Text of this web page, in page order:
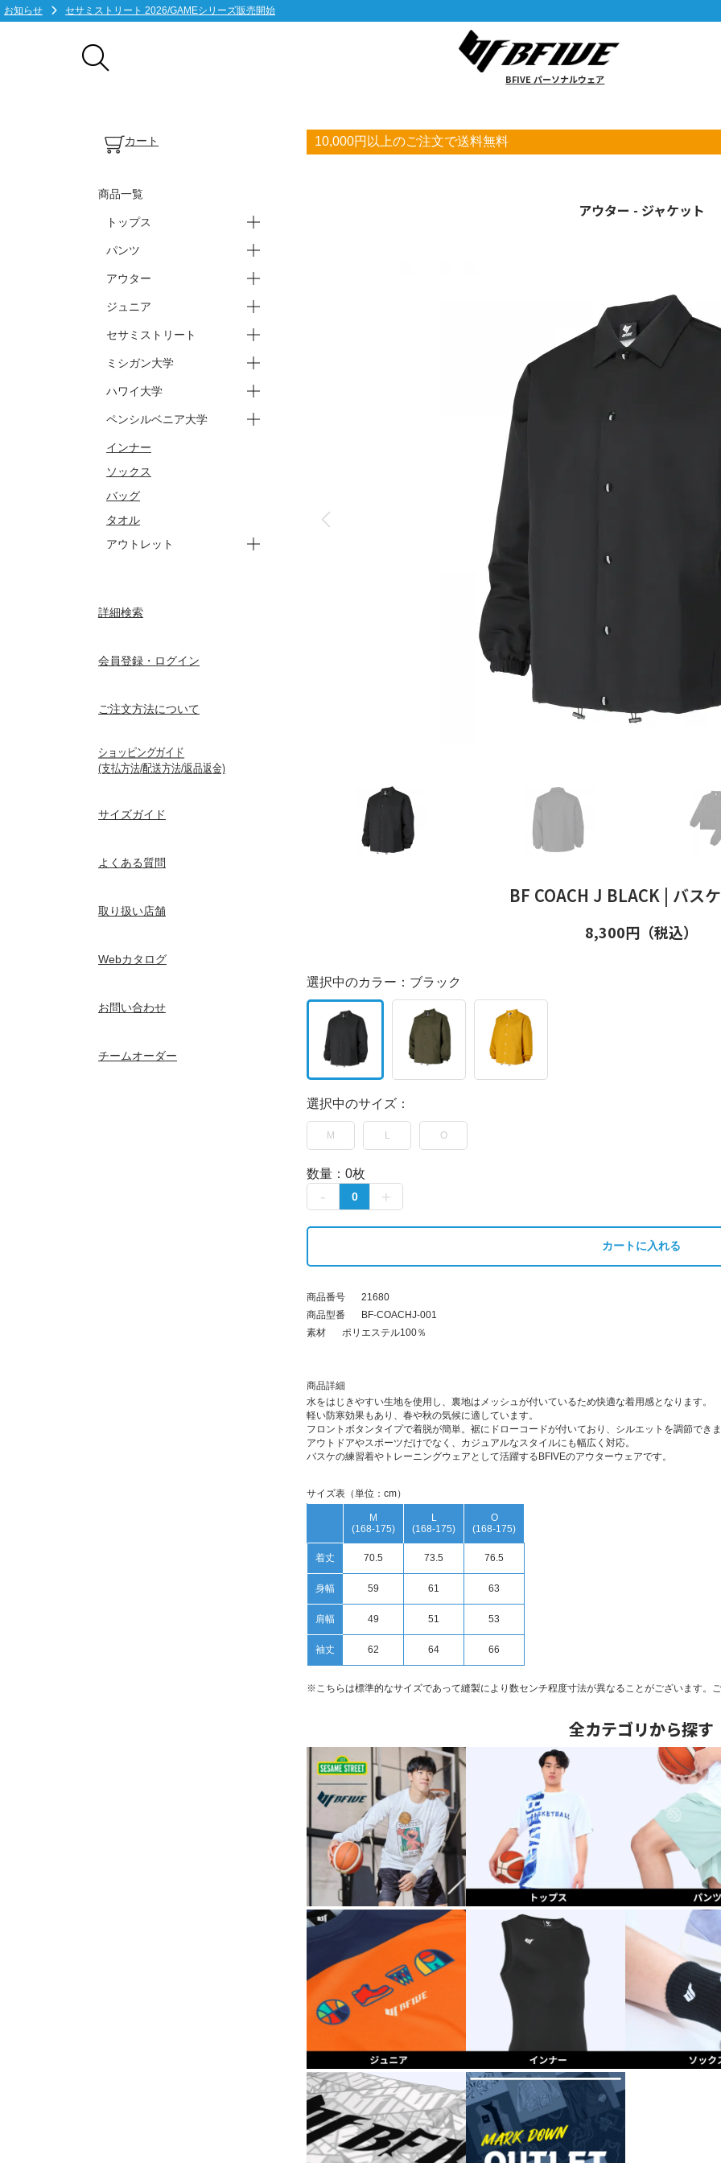
お知らせ セサミストリート 2026/GAMEシリーズ販売開始
BFIVE パーソナルウェア
カート
商品一覧
トップス
ーTシャツ・ポロシャツ
ータンクトップ・ノースリ
ースウェット・パーカー
パンツ
アウター
ジュニア
セサミストリート
ージュニア トップス
ージュニア パンツ
ースウェット
ーバッグ
ータオル
ミシガン大学
ハワイ大学
ペンシルベニア大学
インナー
ソックス
バッグ
タオル
アウトレット
ス
ーセサミストリート パンツ
ーセサミストリート ジュニ
ーセサミストリート ジュニ
詳細検索
会員登録・ログイン
ご注文方法について
ショッピングガイド
(支払方法/配送方法/返品返金)
サイズガイド
よくある質問
取り扱い店舗
Webカタログ
お問い合わせ
チームオーダー
10,000円以上のご注文で送料無料
アウター - ジャケット
BF COACH J BLACK | バス
8,300円（税込）
選択中のカラー： ブラック
選択中のサイズ：
M L O
数量：0枚
カートに入れる
商品番号
21680
商品型番
BF-COACHJ-001
素材
ポリエステル100％
商品詳細
水をはじきやすい生地を使用し、裏地はメッシュが付いているため快適な着用感となります。
軽い防寒効果もあり、春や秋の気候に適しています。
フロントボタンタイプで着脱が簡単。裾にドローコードが付いており、シルエットを調節でき
アウトドアやスポーツだけでなく、カジュアルなスタイルにも幅広く対応。
バスケの練習着やトレーニングウェアとして活躍するBFIVEのアウターウェアです。
サイズ表（単位：cm）
M
(168-175)
L
(168-175)
O
(168-175)
着丈 70.5 73.5 76.5
身幅 59 61 63
肩幅 49 51 53
袖丈 62 64 66
※こちらは標準的なサイズであって縫製により数センチ程度寸法が異なることがございます。
全カテゴリから探す